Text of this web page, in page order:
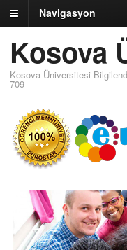
Navigasyon
Kosova
Kosova Üniversitesi
709